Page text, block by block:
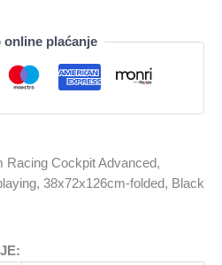
online plaćanje
Racing Cockpit Advanced,
38x72x126cm-folded, Black